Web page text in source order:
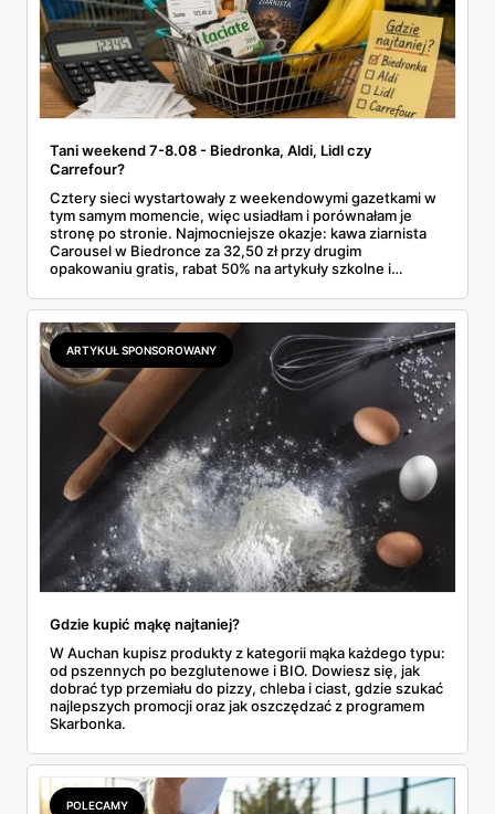
Tani weekend 7-8.08 - Biedronka, Aldi, Lidl czy
Carrefour?
Cztery sieci wystartowały z weekendowymi gazetkami w
tym samym momencie, więc usiadłam i porównałam je
stronę po stronie. Najmocniejsze okazje: kawa ziarnista
Carousel w Biedronce za 32,50 zł przy drugim
opakowaniu gratis, rabat 50% na artykuły szkolne i
2,99 zł za kilogram, ale wyłącznie w sobotę z aplikacją. Aldi
odpowiada masłem za 2,99 zł. Werdykt w skrócie:
najwięcej wyciśniesz z Biedronki, po świeże warzywa jedź
do Aldi.
ARTYKUŁ SPONSOROWANY
Gdzie kupić mąkę najtaniej?
W Auchan kupisz produkty z kategorii mąka każdego typu:
od pszennych po bezglutenowe i BIO. Dowiesz się, jak
dobrać typ przemiału do pizzy, chleba i ciast, gdzie szukać
najlepszych promocji oraz jak oszczędzać z programem
Skarbonka.
POLECAMY